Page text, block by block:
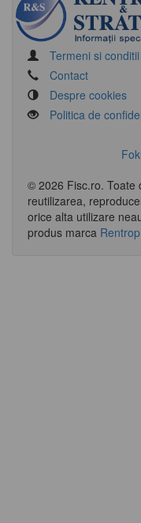
Termeni si conditii
Contact
Despre cookies
Politica de
© 2026 Fisc.ro. Toate
reutilizarea,
orice alta utilizare
produs marca